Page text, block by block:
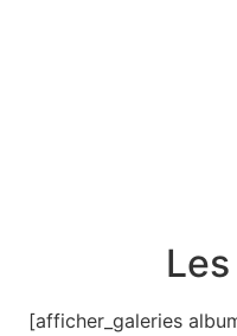
[afficher_galeries